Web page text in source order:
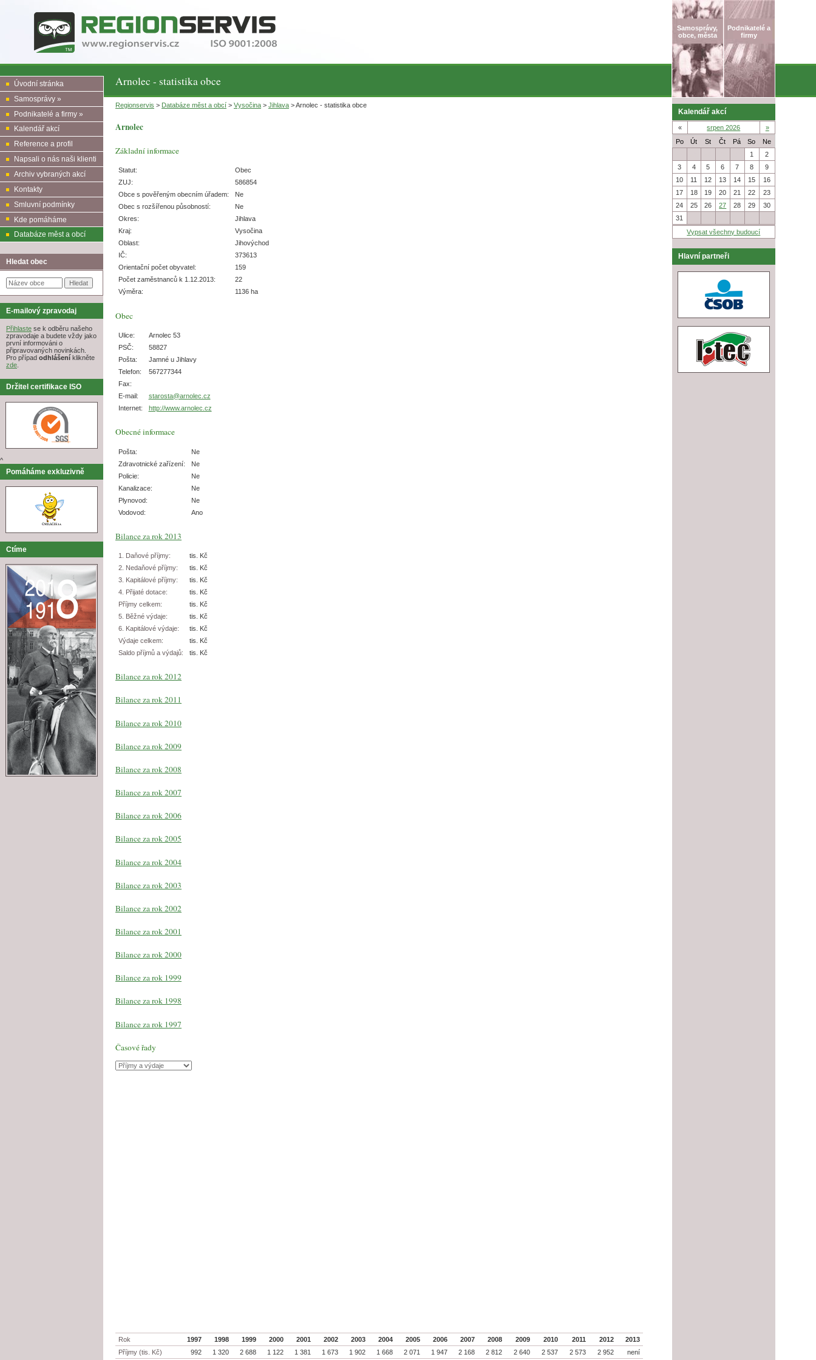
Samosprávy,
obce, města
Podnikatelé a
firmy
Arnolec - statistika obce
Úvodní stránka
Samosprávy »
Podnikatelé a firmy »
Kalendář akcí
Reference a profil
Napsali o nás naši klienti
Archiv vybraných akcí
Kontakty
Smluvní podmínky
Kde pomáháme
Databáze měst a obcí
Hledat obec
E-mailový zpravodaj
Přihlaste se k odběru našeho
zpravodaje a budete vždy jako
první informováni o
připravovaných novinkách.
Pro případ odhlášení klikněte
zde.
Držitel certifikace ISO
^
Pomáháme exkluzivně
Ctíme
Kalendář akcí
« srpen 2026
»
Po
Út St Čt Pá So
Ne
1
2
3
4 5 6 7 8
9
10
11 12 13 14 15
16
17
18 19 20 21 22
23
24
25 26 27 28 29
30
31
Vypsat všechny budoucí
Hlavní partneři
Regionservis > Databáze měst a obcí > Vysočina > Jihlava > Arnolec - statistika obce
Arnolec
Základní informace
Statut:
Obec
ZUJ:
586854
Obce s pověřeným obecním úřadem:
Ne
Obec s rozšířenou působností:
Ne
Okres:
Jihlava
Kraj:
Vysočina
Oblast:
Jihovýchod
IČ:
373613
Orientační počet obyvatel:
159
Počet zaměstnanců k 1.12.2013:
22
Výměra:
1136 ha
Obec
Ulice:
Arnolec 53
PSČ:
58827
Pošta:
Jamné u Jihlavy
Telefon:
567277344
Fax:
E-mail:
starosta@arnolec.cz
Internet:
http://www.arnolec.cz
Obecné informace
Pošta:
Ne
Zdravotnické zařízení:
Ne
Policie:
Ne
Kanalizace:
Ne
Plynovod:
Ne
Vodovod:
Ano
Bilance za rok 2013
1. Daňové příjmy:
tis. Kč
2. Nedaňové příjmy:
tis. Kč
3. Kapitálové příjmy:
tis. Kč
4. Přijaté dotace:
tis. Kč
Příjmy celkem:
tis. Kč
5. Běžné výdaje:
tis. Kč
6. Kapitálové výdaje:
tis. Kč
Výdaje celkem:
tis. Kč
Saldo příjmů a výdajů:
tis. Kč
Bilance za rok 2012
Bilance za rok 2011
Bilance za rok 2010
Bilance za rok 2009
Bilance za rok 2008
Bilance za rok 2007
Bilance za rok 2006
Bilance za rok 2005
Bilance za rok 2004
Bilance za rok 2003
Bilance za rok 2002
Bilance za rok 2001
Bilance za rok 2000
Bilance za rok 1999
Bilance za rok 1998
Bilance za rok 1997
Časové řady
Rok 1997 1998 1999 2000 2001 2002 2003 2004 2005 2006 2007 2008 2009 2010 2011 2012
2013
Příjmy (tis. Kč)
992 1 320 2 688 1 122 1 381 1 673 1 902 1 668 2 071 1 947 2 168 2 812 2 640 2 537 2 573 2 952 není